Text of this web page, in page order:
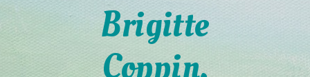
Brigitte
Coppin,